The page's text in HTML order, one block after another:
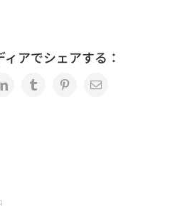
アでシェアする：
LinkedInTumblrPinterest
電